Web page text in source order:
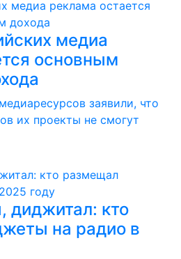
медиа
основным
заявили, что
их проекты не смогут
диджитал: кто
на радио в